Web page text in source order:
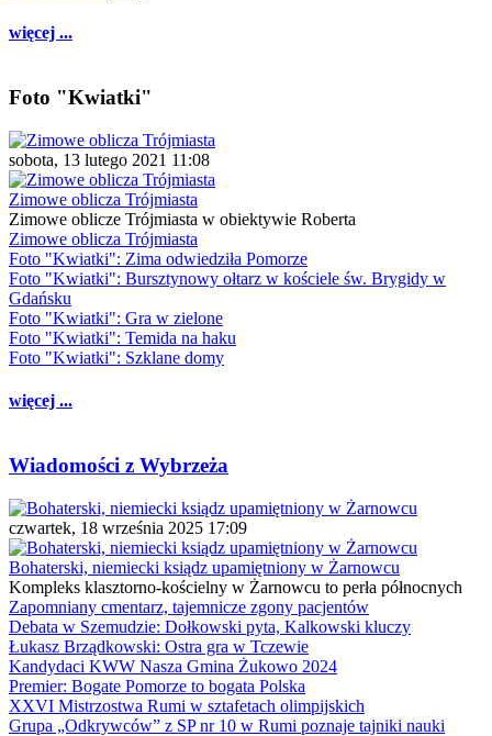
więcej ...
Foto "Kwiatki"
sobota, 13 lutego 2021 11:08
Zimowe oblicza Trójmiasta
Zimowe oblicze Trójmiasta w obiektywie Roberta
Zimowe oblicza Trójmiasta
Foto "Kwiatki": Zima odwiedziła Pomorze
Foto "Kwiatki": Bursztynowy ołtarz w kościele św. Brygidy w
Gdańsku
Foto "Kwiatki": Gra w zielone
Foto "Kwiatki": Temida na haku
Foto "Kwiatki": Szklane domy
więcej ...
Wiadomości z Wybrzeża
czwartek, 18 września 2025 17:09
Bohaterski, niemiecki ksiądz upamiętniony w Żarnowcu
Kompleks klasztorno-kościelny w Żarnowcu to perła północnych
Zapomniany cmentarz, tajemnicze zgony pacjentów
Debata w Szemudzie: Dołkowski pyta, Kalkowski kluczy
Łukasz Brządkowski: Ostra gra w Tczewie
Kandydaci KWW Nasza Gmina Żukowo 2024
Premier: Bogate Pomorze to bogata Polska
XXVI Mistrzostwa Rumi w sztafetach olimpijskich
Grupa „Odkrywców” z SP nr 10 w Rumi poznaje tajniki nauki